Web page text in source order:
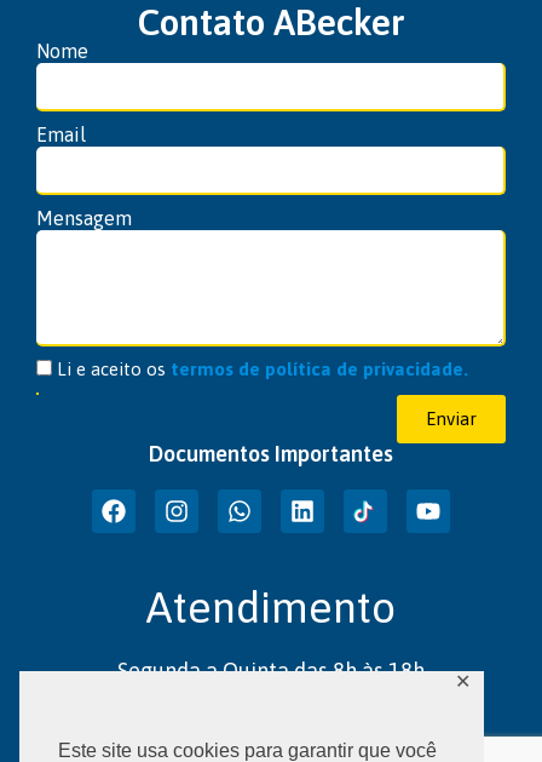
Este site usa cookies para garantir que você
✕
Contato ABecker
Nome
Email
Mensagem
Li e aceito os termos de política de privacidade.
Enviar
Documentos Importantes
Atendimento
Segunda a Quinta das 8h às 18h